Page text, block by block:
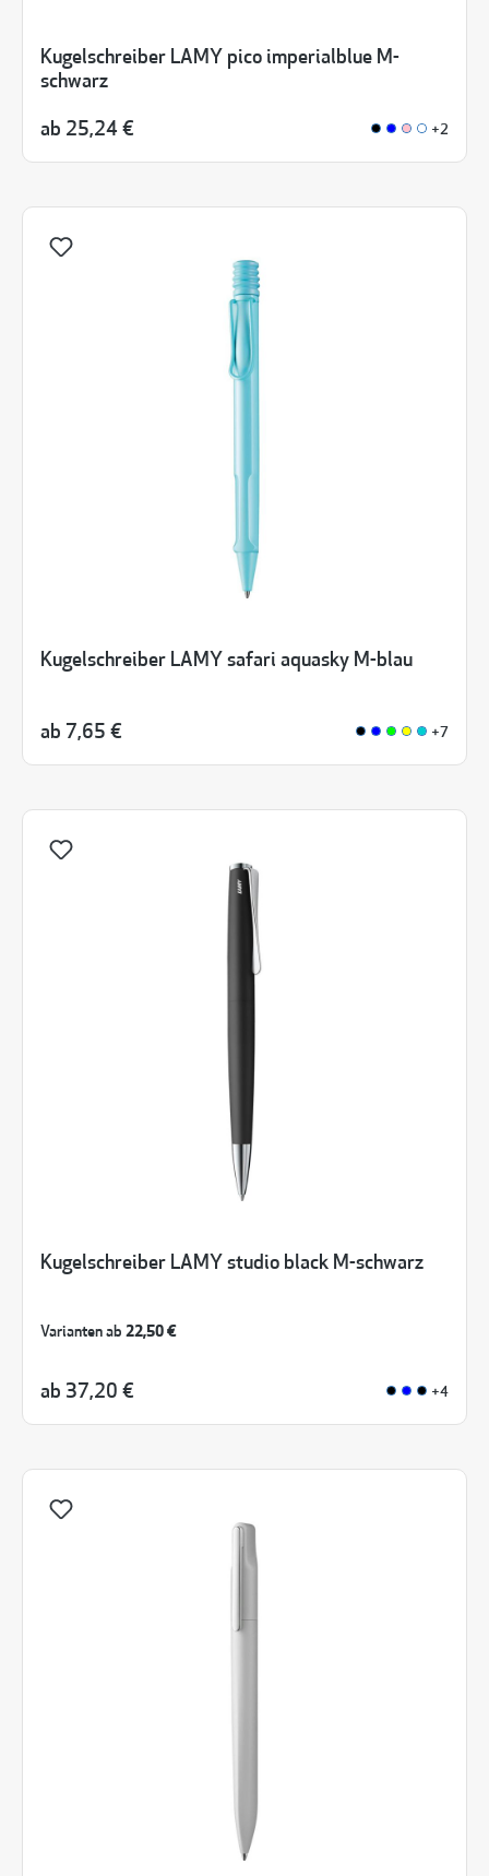
Kugelschreiber LAMY pico imperialblue M-
schwarz
ab 25,24 € +2
Kugelschreiber LAMY safari aquasky M-blau
ab 7,65 € +7
Kugelschreiber LAMY studio black M-schwarz
Varianten ab 22,50 €
ab 37,20 € +4